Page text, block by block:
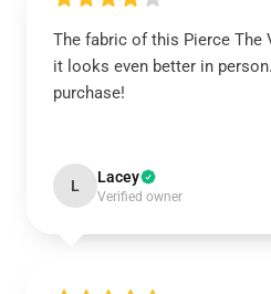
The fabric of this Pierce The
it looks even better in
purchase!
L Lacey
Verified owner